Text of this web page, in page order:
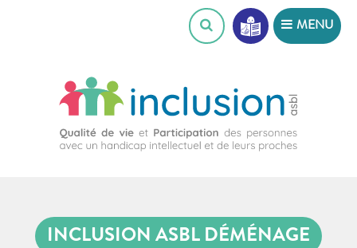
MENU
INCLUSION ASBL DÉMÉNAGE